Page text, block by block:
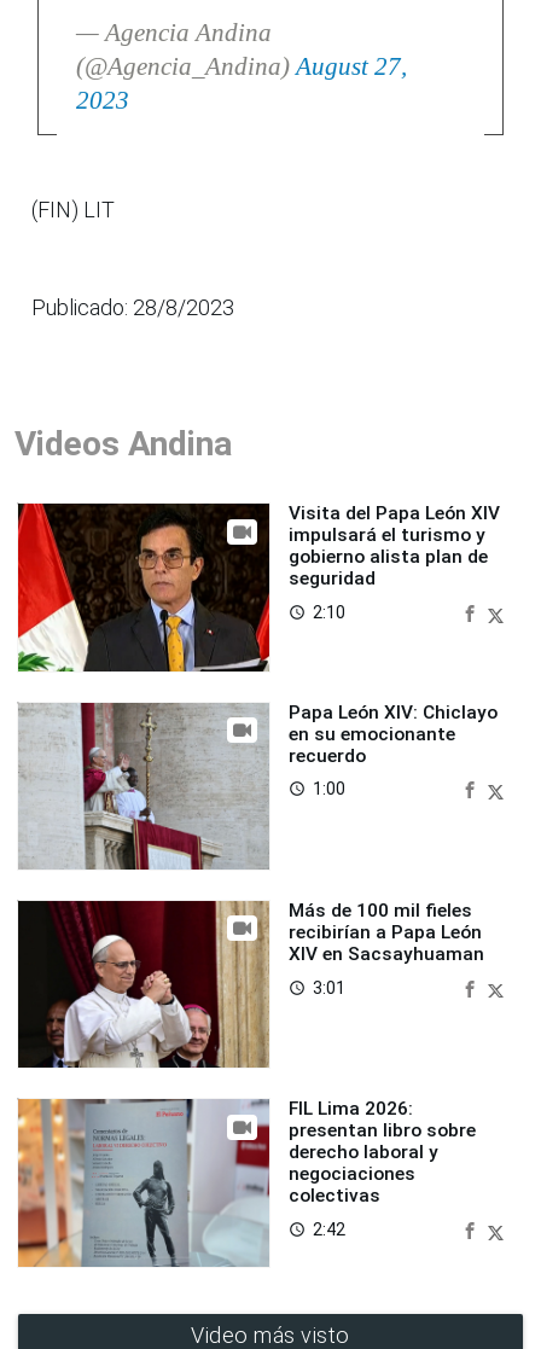
— Agencia Andina
(@Agencia_Andina) August 27,
2023
(FIN) LIT
Publicado: 28/8/2023
Videos Andina
Visita del Papa León XIV
impulsará el turismo y
gobierno alista plan de
seguridad
access_time 2:10
Papa León XIV: Chiclayo
en su emocionante
recuerdo
access_time 1:00
Más de 100 mil fieles
recibirían a Papa León
XIV en Sacsayhuaman
access_time 3:01
FIL Lima 2026:
presentan libro sobre
derecho laboral y
negociaciones
colectivas
access_time 2:42
Video más visto